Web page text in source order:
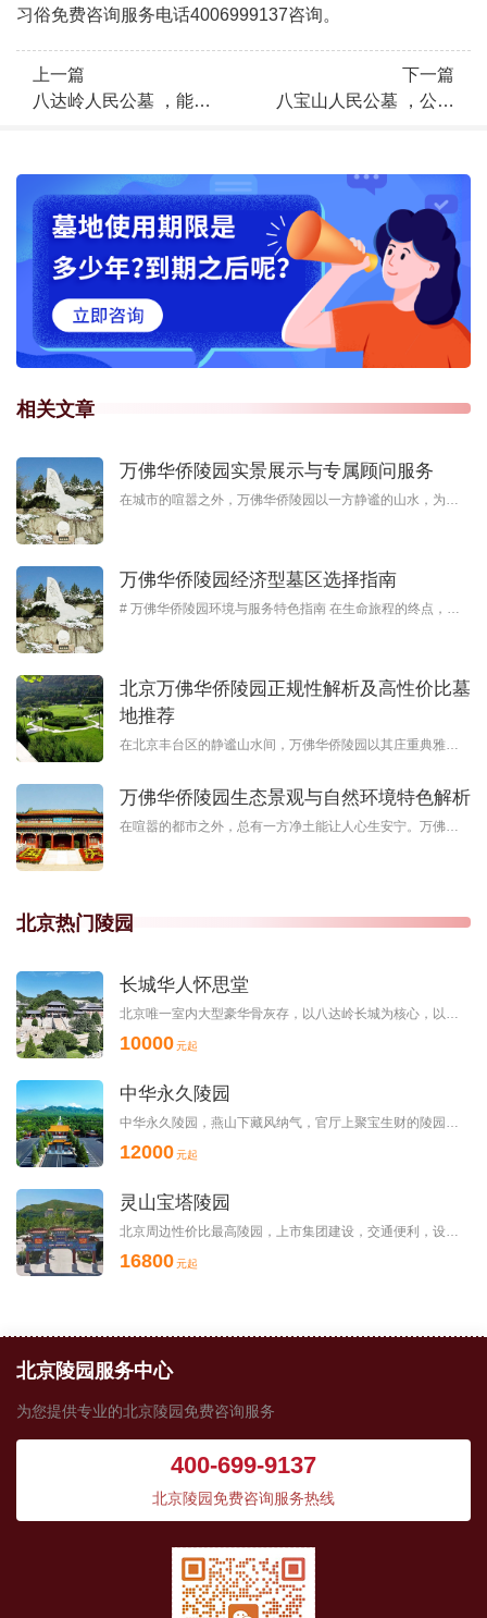
习俗免费咨询服务电话4006999137咨询。
上一篇
八达岭人民公墓 ，能打
下一篇
八宝山人民公墓 ，公墓
相关文章
万佛华侨陵园实景展示与专属顾问服务
在城市的喧嚣之外，万佛华侨陵园以一方静谧的山水，为生命的故事提供永恒的栖息地。这里不仅是一座陵园，更是一座融合自然与人文的艺术园林，每一处设计都承载着对生命的敬意与缅怀。无论是苍翠的松柏、蜿蜒的石径，
万佛华侨陵园经济型墓区选择指南
# 万佛华侨陵园环境与服务特色指南 在生命旅程的终点，选择一个宁静祥和的安息之地是对逝者的尊重，也是对生者的慰藉。万佛华侨陵园以其独特的环境、专业的服务和深厚的文化底蕴，为家属提供了一处值得信赖的永
北京万佛华侨陵园正规性解析及高性价比墓
地推荐
在北京丰台区的静谧山水间，万佛华侨陵园以其庄重典雅的氛围和独特的文化底蕴，成为许多家庭寄托哀思的选择。这里不仅拥有规范化的管理体系，更以华侨文化为纽带，提供多语言服务与跨国祭扫支持。园内核心建筑万佛殿
万佛华侨陵园生态景观与自然环境特色解析
在喧嚣的都市之外，总有一方净土能让人心生安宁。万佛华侨陵园以其独特的生态景观与自然环境，为逝者提供了静谧长眠之地，也为生者营造了追思缅怀的优雅空间。这里不仅是生命的终点，更是一处融合自然之美与人文关怀
北京热门陵园
长城华人怀思堂
北京唯一室内大型豪华骨灰存，以八达岭长城为核心，以龙庆峡、康西草原为支点，山清水秀、植被茂... ...
10000元起
中华永久陵园
中华永久陵园，燕山下藏风纳气，官厅上聚宝生财的陵园，当属于名士英烈魂归处，寻常百姓安枕乡。
12000元起
灵山宝塔陵园
北京周边性价比最高陵园，上市集团建设，交通便利，设施齐全，服务周到
16800元起
北京陵园服务中心
为您提供专业的北京陵园免费咨询服务
400-699-9137
北京陵园免费咨询服务热线